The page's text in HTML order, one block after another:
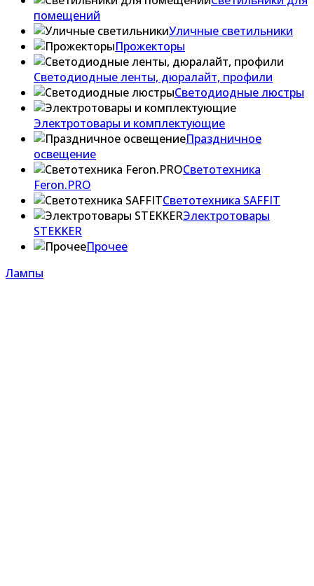
помещений
Уличные светильники
Прожекторы
Светодиодные ленты, дюралайт, профили
Светодиодные люстры
Электротовары и комплектующие
Праздничное
освещение
Светотехника
Feron.PRO
Светотехника SAFFIT
Электротовары
STEKKER
Прочее
Лампы